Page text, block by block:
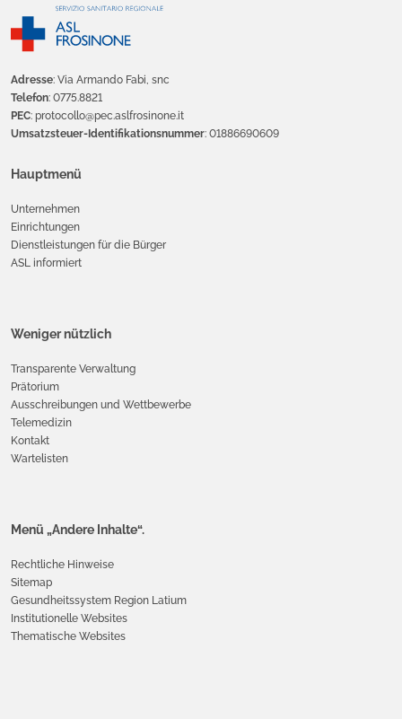
Adresse: Via Armando Fabi, snc
Telefon: 0775.8821
PEC: protocollo@pec.aslfrosinone.it
Umsatzsteuer-Identifikationsnummer: 01886690609
Hauptmenü
Unternehmen
Einrichtungen
Dienstleistungen für die Bürger
ASL informiert
Weniger nützlich
Transparente Verwaltung
Prätorium
Ausschreibungen und Wettbewerbe
Telemedizin
Kontakt
Wartelisten
Menü „Andere Inhalte“.
Rechtliche Hinweise
Sitemap
Gesundheitssystem Region Latium
Institutionelle Websites
Thematische Websites